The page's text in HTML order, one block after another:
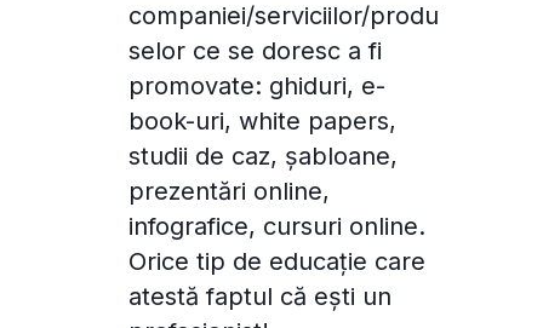
companiei/serviciilor/produ
selor ce se doresc a fi
promovate: ghiduri, e-
book-uri, white papers,
studii de caz, șabloane,
prezentări online,
infografice, cursuri online.
Orice tip de educație care
atestă faptul că ești un